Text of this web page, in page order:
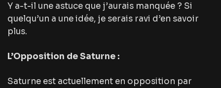
Y a-t-il une astuce que j’aurais manquée ? Si
quelqu’un a une idée, je serais ravi d’en savoir
plus.
L’Opposition de Saturne :
Saturne est actuellement en opposition par